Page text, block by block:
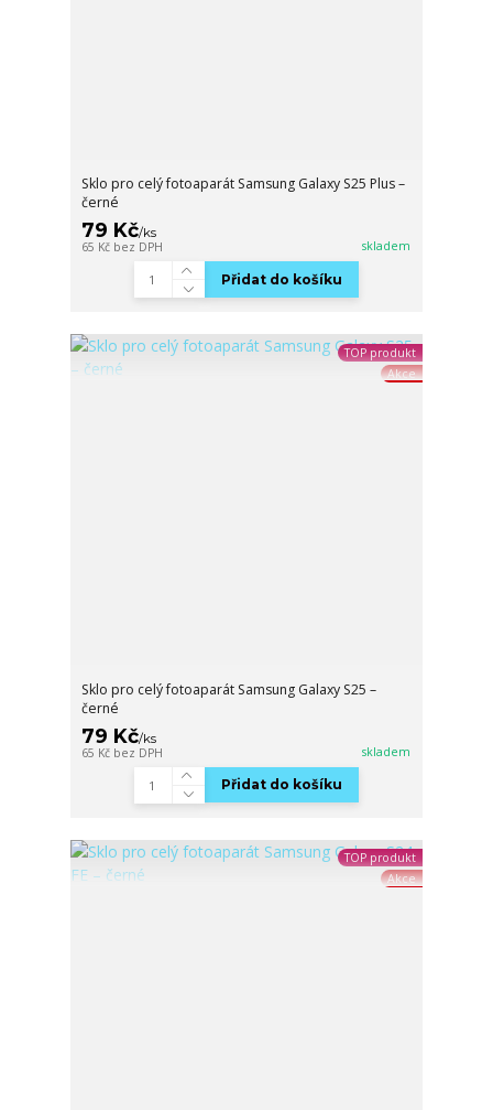
Sklo pro celý fotoaparát Samsung Galaxy S25 Plus –
černé
79 Kč/ks
65 Kč bez DPH skladem
Přidat do košíku
TOP produkt
Akce
Sklo pro celý fotoaparát Samsung Galaxy S25 –
černé
79 Kč/ks
65 Kč bez DPH skladem
Přidat do košíku
TOP produkt
Akce